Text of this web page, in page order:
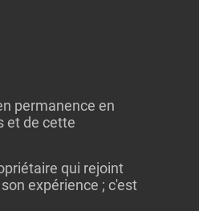
permanence en
et de cette
qui rejoint
expérience ; c'est